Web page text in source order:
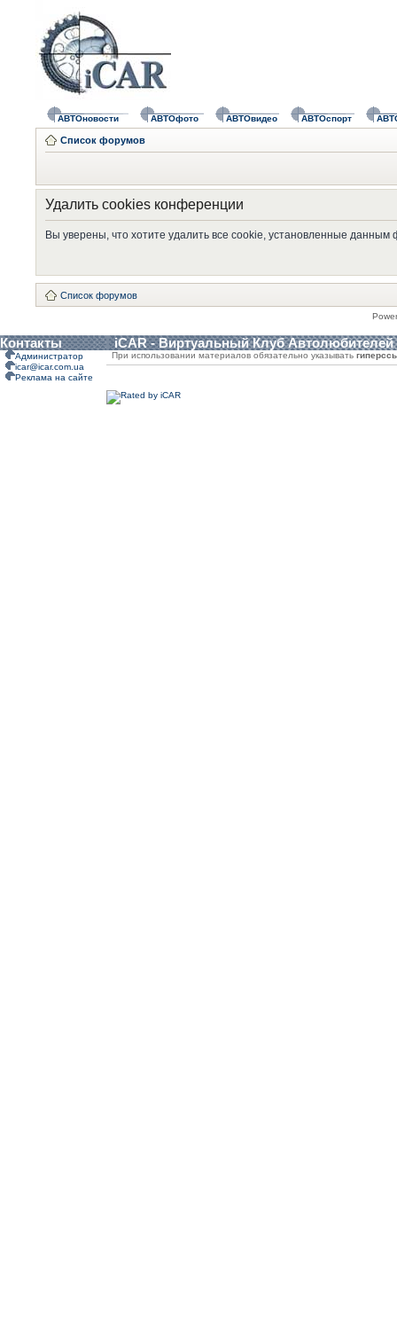
АВТОновости АВТОфото АВТОвидео АВТОспорт
Список форумов
Удалить cookies конференции
Вы уверены, что хотите удалить все cookie, установленные
Список форумов
Контакты iCAR - Виртуальный Клуб Автолюбителей
Администратор
icar@icar.com.ua
Реклама на сайте
При использовании материалов обязательно указывать